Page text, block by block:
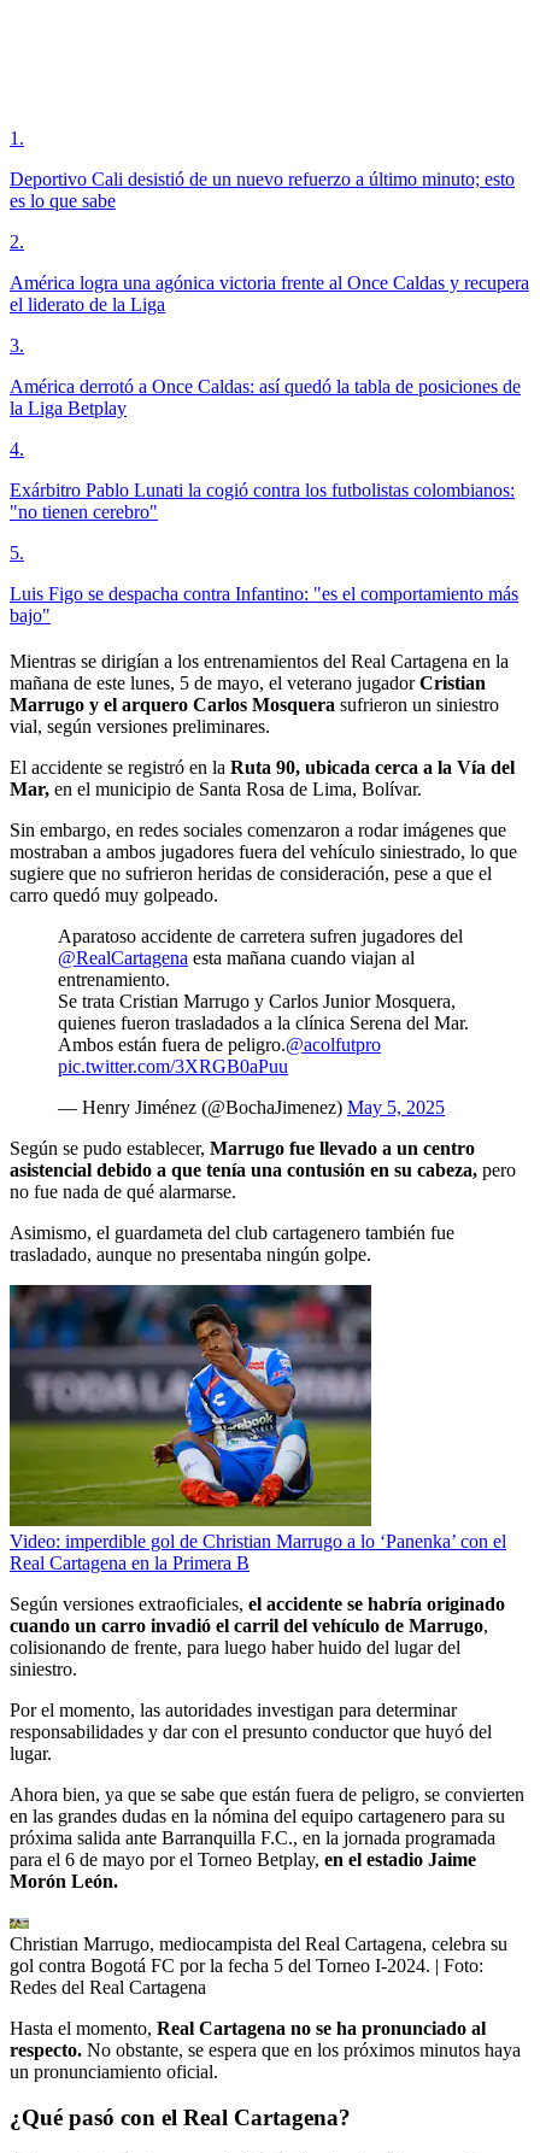
1 .
Deportivo Cali desistió de un nuevo refuerzo a último minuto; esto
es lo que sabe
2.
América logra una agónica victoria frente al Once Caldas y recupera
el liderato de la Liga
3.
América derrotó a Once Caldas: así quedó la tabla de posiciones de
la Liga Betplay
4.
Exárbitro Pablo Lunati la cogió contra los futbolistas colombianos:
"no tienen cerebro"
5.
Luis Figo se despacha contra Infantino: "es el comportamiento más
bajo"
Mientras se dirigían a los entrenamientos del Real Cartagena en la
mañana de este lunes, 5 de mayo, el veterano jugadorCristian
Marrugo y el arquero Carlos Mosquera sufrieron un siniestro
vial, según versiones preliminares.
El accidente se registró en la Ruta 90, ubicada cerca a la Vía del
Mar, en el municipio de Santa Rosa de Lima, Bolívar.
Sin embargo, en redes sociales comenzaron a rodar imágenes que
mostraban a ambos jugadores fuera del vehículo siniestrado, lo que
sugiere que no sufrieron heridas de consideración, pese a que el
carro quedó muy golpeado.
Aparatoso accidente de carretera sufren jugadores del
@RealCartagena esta mañana cuando viajan al
entrenamiento.
Se trata Cristian Marrugo y Carlos Junior Mosquera,
quienes fueron trasladados a la clínica Serena del Mar.
Ambos están fuera de peligro.@acolfutpro
pic.twitter.com/3XRGB0aPuu
— Henry Jiménez (@BochaJimenez) May 5, 2025
Según se pudo establecer, Marrugo fue llevado a un centro
asistencial debido a que tenía una contusión en su cabeza, pero
no fue nada de qué alarmarse.
Asimismo, el guardameta del club cartagenero también fue
trasladado, aunque no presentaba ningún golpe.
Video: imperdible gol de Christian Marrugo a lo ‘Panenka’ con el
Real Cartagena en la Primera B
Según versiones extraoficiales, el accidente se habría originado
cuando un carro invadió el carril del vehículo de Marrugo,
colisionando de frente, para luego haber huido del lugar del
siniestro.
Por el momento, las autoridades investigan para determinar
responsabilidades y dar con el presunto conductor que huyó del
lugar.
Ahora bien, ya que se sabe que están fuera de peligro, se convierten
en las grandes dudas en la nómina del equipo cartagenero para su
próxima salida ante Barranquilla F.C., en la jornada programada
para el 6 de mayo por el Torneo Betplay, en el estadio Jaime
Morón León.
Christian Marrugo, mediocampista del Real Cartagena, celebra su
gol contra Bogotá FC por la fecha 5 del Torneo I-2024. | Foto:
Redes del Real Cartagena
Hasta el momento, Real Cartagena no se ha pronunciado al
respecto. No obstante, se espera que en los próximos minutos haya
un pronunciamiento oficial.
¿Qué pasó con el Real Cartagena?